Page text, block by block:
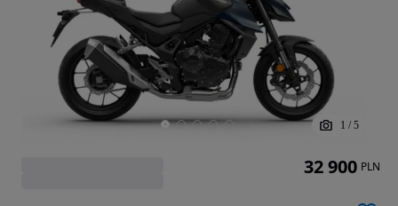
1 / 5
32 900 PLN